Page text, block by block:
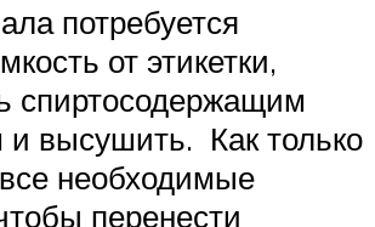
потребуется
от этикетки,
спиртосодержащим
высушить. Как только
необходимые
перенести